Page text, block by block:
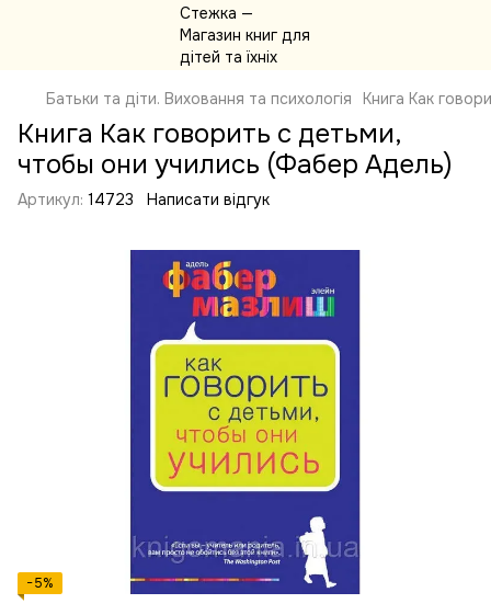
Батьки та діти. Виховання та психологія Книга Как
Книга Как говорить с детьми,
чтобы они учились (Фабер Адель)
Артикул: 14723 Написати відгук
−5%